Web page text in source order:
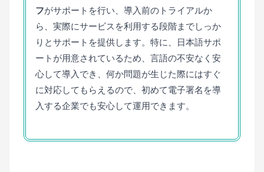
フがサポートを行い、導入前のトライアルか
ら、実際にサービスを利用する段階までしっか
りとサポートを提供します。特に、日本語サポ
ートが用意されているため、言語の不安なく安
心して導入でき、何か問題が生じた際にはすぐ
に対応してもらえるので、初めて電子署名を導
入する企業でも安心して運用できます。